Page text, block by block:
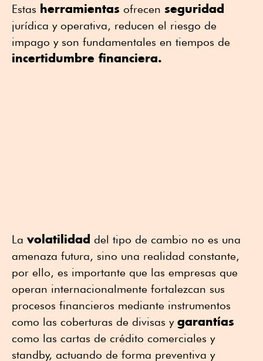
Estas herramientas ofrecen seguridad
jurídica y operativa, reducen el riesgo de
impago y son fundamentales en tiempos de
incertidumbre financiera.
La volatilidad del tipo de cambio no es una
amenaza futura, sino una realidad constante,
por ello, es importante que las empresas que
operan internacionalmente fortalezcan sus
procesos financieros mediante instrumentos
como las coberturas de divisas y garantías
como las cartas de crédito comerciales y
standby, actuando de forma preventiva y